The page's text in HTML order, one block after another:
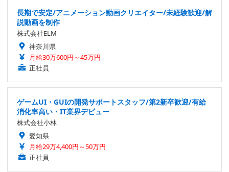
長期で安定/アニメーション動画クリエイター/未経験歓迎/解
説動画を制作
株式会社ELM
神奈川県
月給30万600円～45万円
正社員
ゲームUI・GUIの開発サポートスタッフ/第2新卒歓迎/有給
消化率高い・IT業界デビュー
株式会社小林
愛知県
月給29万4,400円～50万円
正社員